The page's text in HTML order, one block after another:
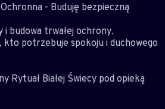
- Buduję bezpieczną
i budowa trwałej ochrony.
kto potrzebuje spokoju i duchowego
Rytuał Białej Świecy pod opieką